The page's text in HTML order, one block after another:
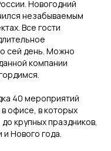
Новогодний
незабываемым
Все гости
сей день. Можно
компании
40 мероприятий
офисе, в которых
крупных праздников,
Нового года.